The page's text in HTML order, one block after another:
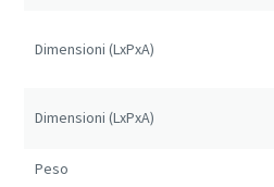
Dimensioni (LxPxA)
Dimensioni (LxPxA)
Peso